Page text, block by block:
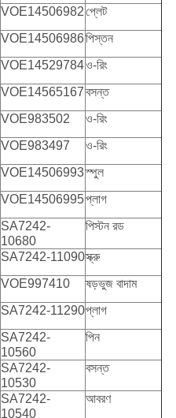
VOE14506982প্লেট
VOE14506986পিস্তন
VOE14529784ও-রিং
VOE14565167বসন্ত
VOE983502
ও-রিং
VOE983497
ও-রিং
VOE14506993স্পুল
VOE14506995প্লাগ
SA7242-
10680
পিস্টন রড
SA7242-11090স্ক্রু
VOE997410
ষড়ভুজ বাদাম
SA7242-11290প্লাগ
SA7242-
10560
পিন
SA7242-
10530
বসন্ত
SA7242-
10540
আবরণ